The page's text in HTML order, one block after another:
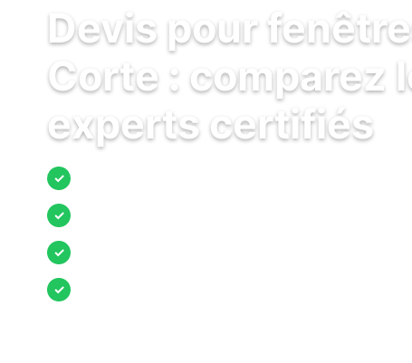
Devis pour
Corte : comparez
experts certifiés
✓
✓
✓
✓